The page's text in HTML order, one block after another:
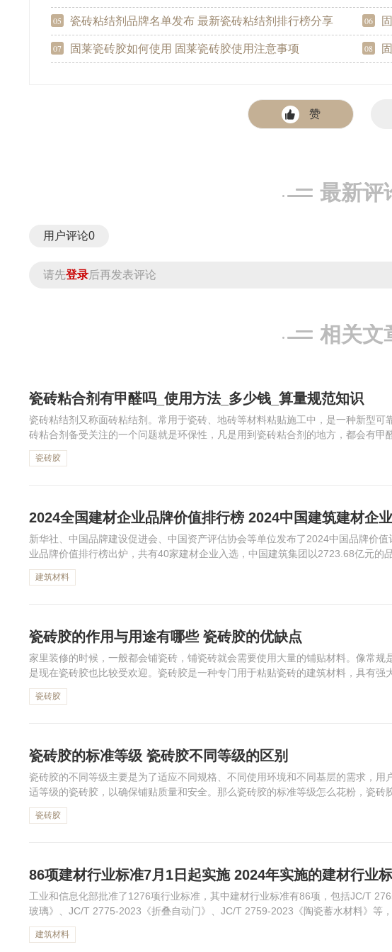
05 瓷砖粘结剂品牌名单发布 最新瓷砖粘结剂排行榜分享 06
07 固莱瓷砖胶如何使用 固莱瓷砖胶使用注意事项 08
赞
最新评
用户评论0
请先登录后再发表评论
相关文
瓷砖粘合剂有甲醛吗_使用方法_多少钱_算量规范知识
瓷砖粘结剂又称面砖粘结剂。常用于瓷砖、地砖等材料粘贴施工中，是一种新型可
砖粘合剂备受关注的一个问题就是环保性，凡是用到瓷砖粘合剂的地方，都会有甲
害？如何判断瓷砖粘合剂的甲醛含量？瓷砖粘合剂配比算量、使用方法是什么？本
瓷砖胶
2024全国建材企业品牌价值排行榜 2024中国建筑建材企
新华社、中国品牌建设促进会、中国资产评估协会等单位发布了2024中国品牌价
业品牌价值排行榜出炉，共有40家建材企业入选，中国建筑集团以2723.68亿元的
业品牌价值排名榜第一，东方雨虹、中国五冶集团分列第二、第三。下面...
建筑材料
瓷砖胶的作用与用途有哪些 瓷砖胶的优缺点
家里装修的时候，一般都会铺瓷砖，铺瓷砖就会需要使用大量的铺贴材料。像常规
是现在瓷砖胶也比较受欢迎。瓷砖胶是一种专门用于粘贴瓷砖的建筑材料，具有强
胶的作用与用途以及优缺点有哪些呢？下面就会为大家介绍。
瓷砖胶
瓷砖胶的标准等级 瓷砖胶不同等级的区别
瓷砖胶的不同等级主要是为了适应不同规格、不同使用环境和不同基层的需求，用
适等级的瓷砖胶，以确保铺贴质量和安全。那么瓷砖胶的标准等级怎么花粉，瓷砖
面一起来了解一下吧！
瓷砖胶
86项建材行业标准7月1日起实施 2024年实施的建材行业
工业和信息化部批准了1276项行业标准，其中建材行业标准有86项，包括JC/T
玻璃》、JC/T 2775-2023《折叠自动门》、JC/T 2759-2023《陶瓷蓄水材料》等
面小编整理了获得批准的86项建...
建筑材料